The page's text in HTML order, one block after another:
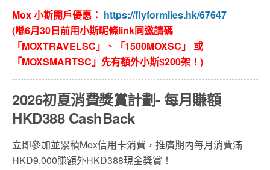
Mox 小斯開戶優惠： https://flyformiles.hk/67647
(喺6月30日前用小斯呢條link同邀請碼
「MOXTRAVELSC」、「1500MOXSC」 或
「MOXSMARTSC」先有額外小斯$200架！)
2026初夏消費獎賞計劃- 每月賺額
HKD388 CashBack
立即參加並累積Mox信用卡消費，推廣期內每月消費滿
HKD9,000賺額外HKD388現金獎賞！